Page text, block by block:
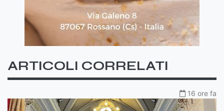
ARTICOLI CORRELATI
16 ore fa